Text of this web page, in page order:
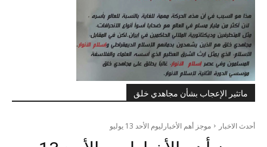
ماتثير الإعجاب بشأن مجاهدي خلق
أحدث الاخبار موجز أهم الأخبارلیوم الأحد 13 یوليو